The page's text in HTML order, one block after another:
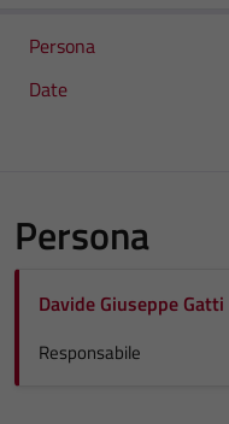
Persona
Date
Persona
Davide Giuseppe Gatti
Responsabile